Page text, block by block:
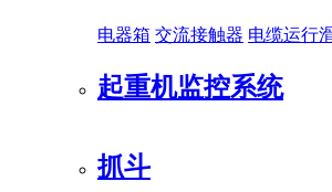
电器箱 交流接触器 电缆运行
起重机监控系统
抓斗